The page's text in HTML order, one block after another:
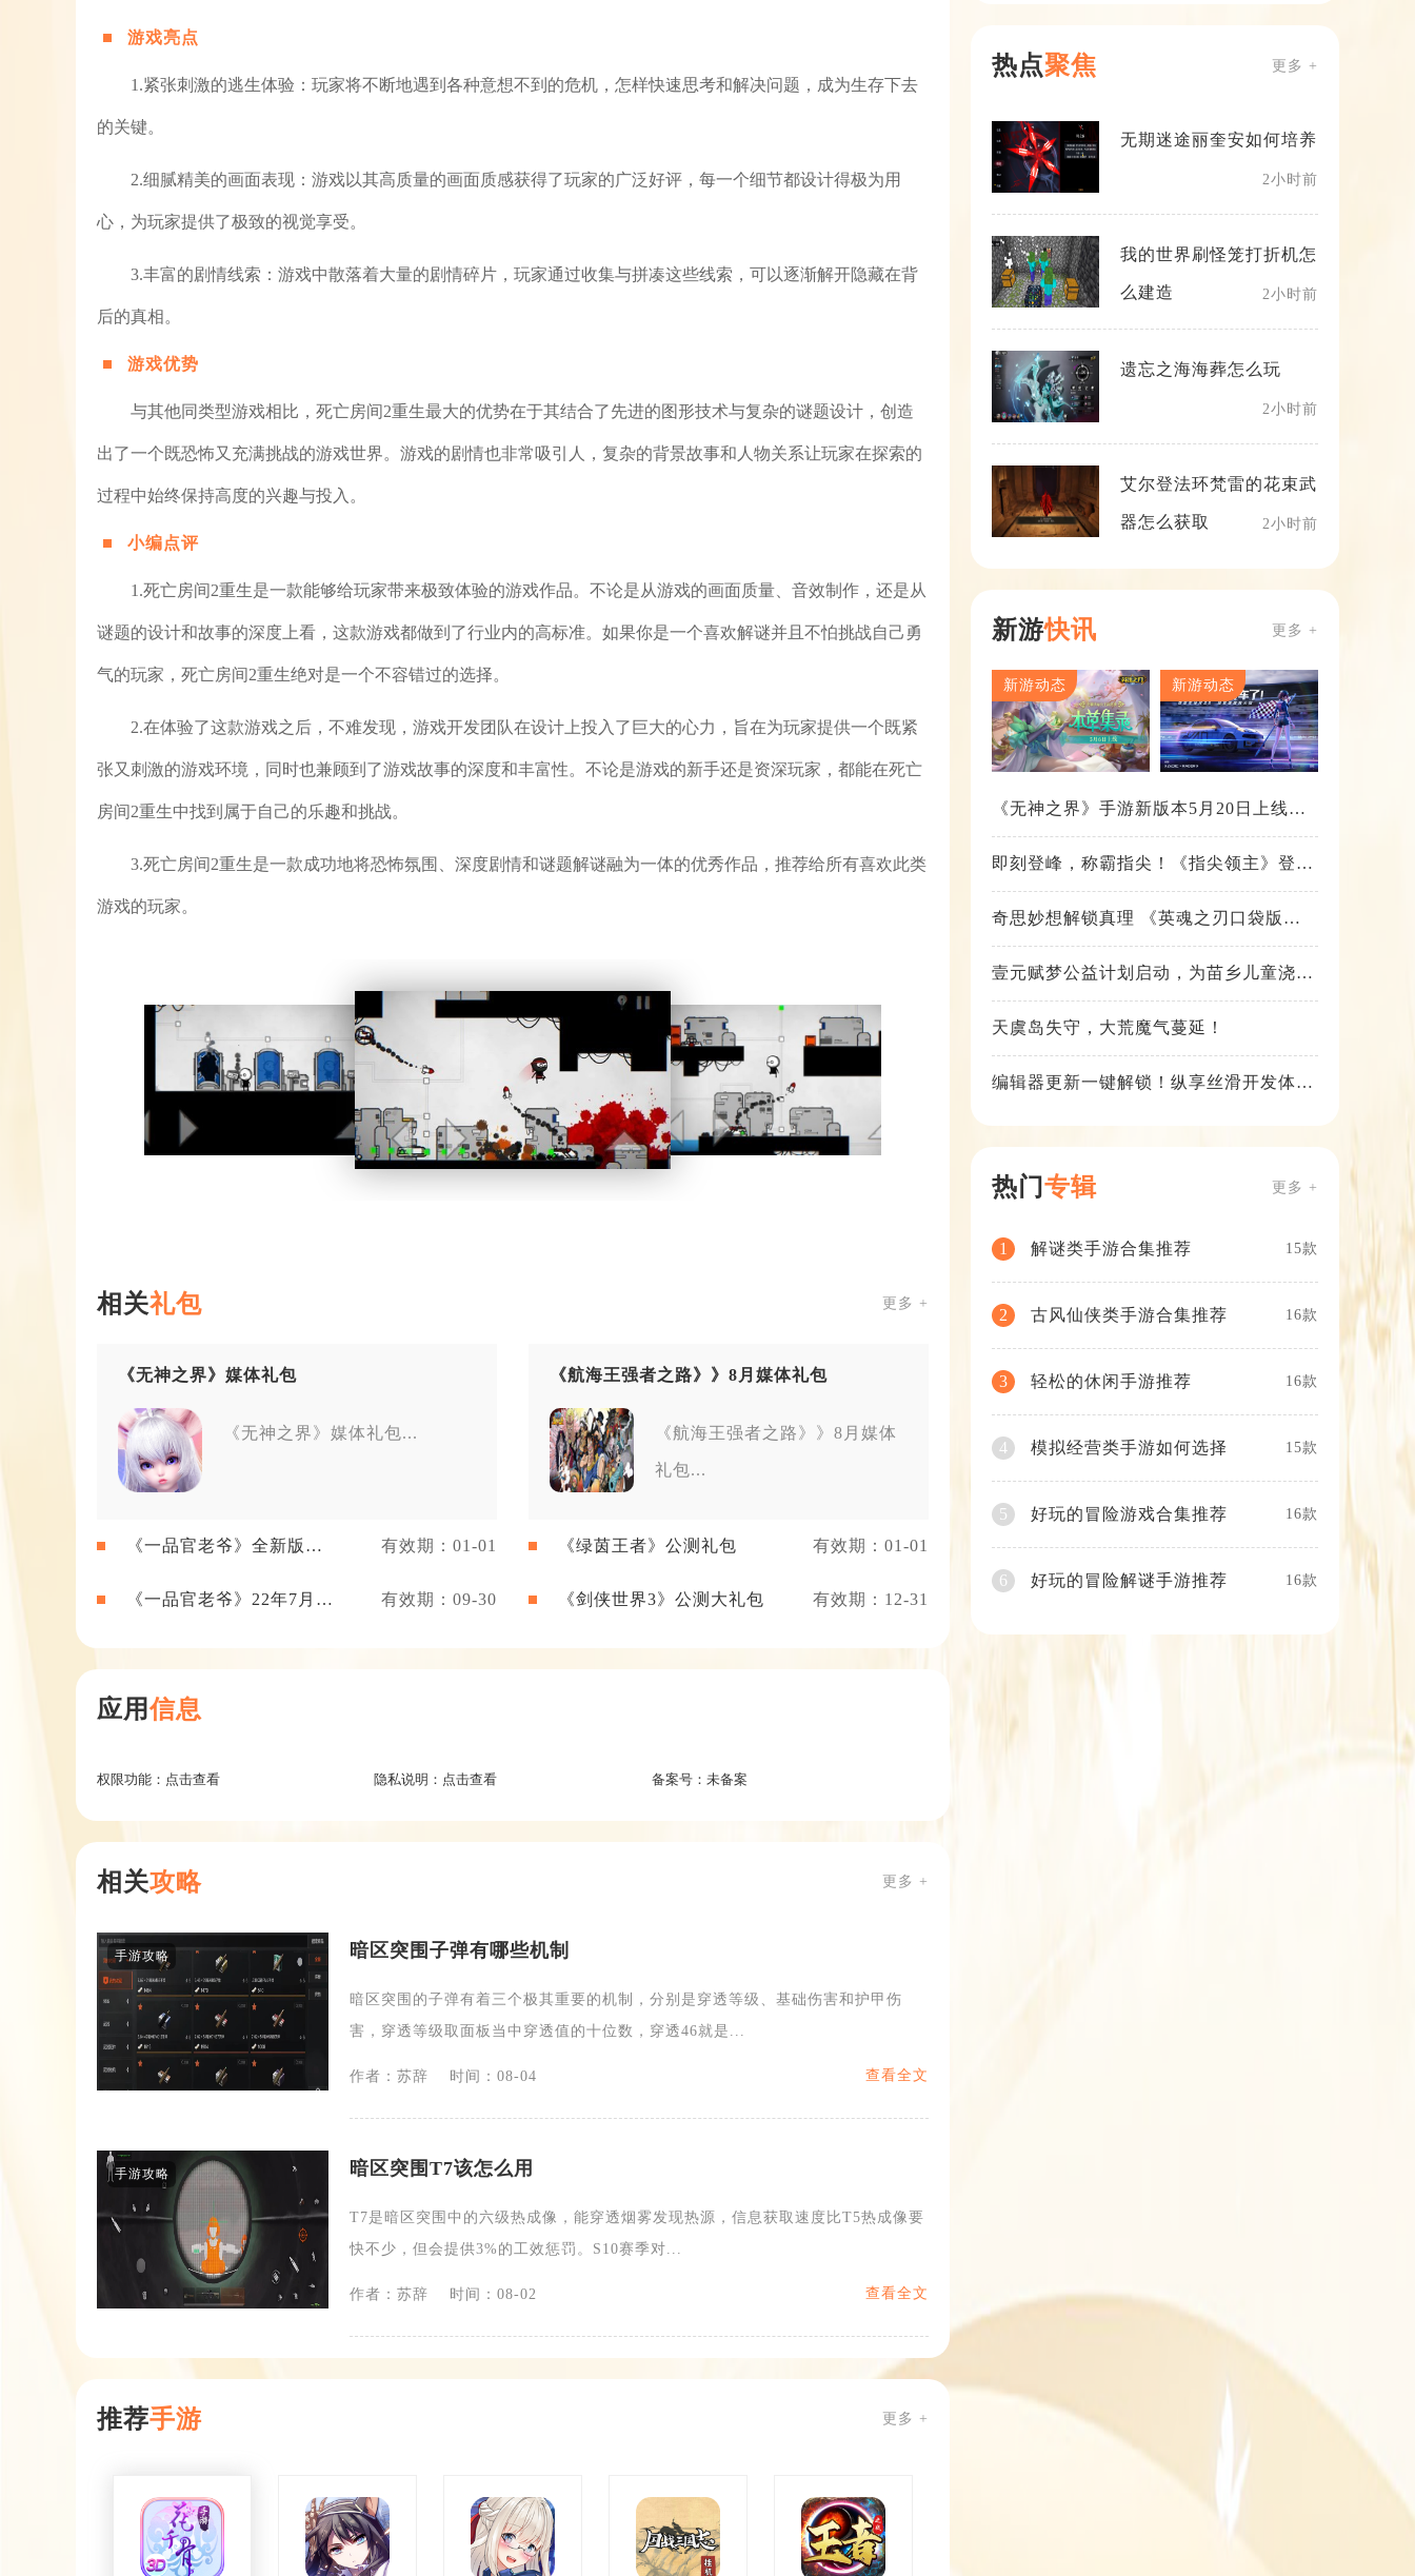
游戏亮点
1.紧张刺激的逃生体验：玩家将不断地遇到各种意想不到的危机，怎样快速思考和解决问题，成为生存下去
的关键。
2.细腻精美的画面表现：游戏以其高质量的画面质感获得了玩家的广泛好评，每一个细节都设计得极为用
心，为玩家提供了极致的视觉享受。
3.丰富的剧情线索：游戏中散落着大量的剧情碎片，玩家通过收集与拼凑这些线索，可以逐渐解开隐藏在背
后的真相。
游戏优势
与其他同类型游戏相比，死亡房间2重生最大的优势在于其结合了先进的图形技术与复杂的谜题设计，创造
出了一个既恐怖又充满挑战的游戏世界。游戏的剧情也非常吸引人，复杂的背景故事和人物关系让玩家在探索的
过程中始终保持高度的兴趣与投入。
小编点评
1.死亡房间2重生是一款能够给玩家带来极致体验的游戏作品。不论是从游戏的画面质量、音效制作，还是从
谜题的设计和故事的深度上看，这款游戏都做到了行业内的高标准。如果你是一个喜欢解谜并且不怕挑战自己勇
气的玩家，死亡房间2重生绝对是一个不容错过的选择。
2.在体验了这款游戏之后，不难发现，游戏开发团队在设计上投入了巨大的心力，旨在为玩家提供一个既紧
张又刺激的游戏环境，同时也兼顾到了游戏故事的深度和丰富性。不论是游戏的新手还是资深玩家，都能在死亡
房间2重生中找到属于自己的乐趣和挑战。
3.死亡房间2重生是一款成功地将恐怖氛围、深度剧情和谜题解谜融为一体的优秀作品，推荐给所有喜欢此类
游戏的玩家。
相关礼包 更多 +
《无神之界》媒体礼包
《无神之界》媒体礼包...
《航海王强者之路》》8月媒体礼包
《航海王强者之路》》8月媒体
礼包...
《一品官老爷》全新版本
有效期：01-01 《绿茵王者》公测礼包 有效期：01-01
《一品官老爷》22年7月新
有效期：09-30 《剑侠世界3》公测大礼包 有效期：12-31
应用信息
权限功能： 点击查看 隐私说明： 点击查看 备案号： 未备案
相关攻略 更多 +
手游攻略 暗区突围子弹有哪些机制
暗区突围的子弹有着三个极其重要的机制，分别是穿透等级、基础伤害和护甲伤
害，穿透等级取面板当中穿透值的十位数，穿透46就是...
作者：苏辞 时间：08-04 查看全文
手游攻略 暗区突围T7该怎么用
T7是暗区突围中的六级热成像，能穿透烟雾发现热源，信息获取速度比T5热成像要
快不少，但会提供3%的工效惩罚。S10赛季对...
作者：苏辞 时间：08-02 查看全文
推荐手游 更多 +
热点聚焦 更多 +
无期迷途丽奎安如何培养
2小时前
我的世界刷怪笼打折机怎
么建造 2小时前
遗忘之海海葬怎么玩
2小时前
艾尔登法环梵雷的花束武
器怎么获取 2小时前
新游快讯 更多 +
新游动态 新游动态
《无神之界》手游新版本5月20日上线，
即刻登峰，称霸指尖！《指尖领主》登峰
奇思妙想解锁真理 《英魂之刃口袋版》
壹元赋梦公益计划启动，为苗乡儿童浇筑
天虞岛失守，大荒魔气蔓延！
编辑器更新一键解锁！纵享丝滑开发体
热门专辑 更多 +
1 解谜类手游合集推荐 15款
2 古风仙侠类手游合集推荐 16款
3 轻松的休闲手游推荐 16款
4 模拟经营类手游如何选择 15款
5 好玩的冒险游戏合集推荐 16款
6 好玩的冒险解谜手游推荐 16款